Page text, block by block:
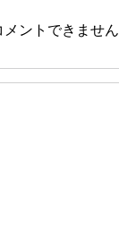
ントできません